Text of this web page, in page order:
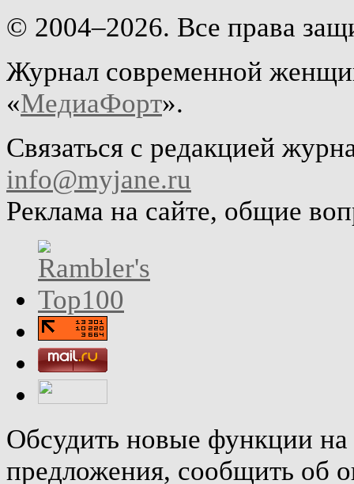
© 2004–2026. Все права
Журнал современной
«МедиаФорт».
Связаться с редакцией
info@myjane.ru
Реклама на сайте, общие
Обсудить новые функции на
предложения, сообщить об